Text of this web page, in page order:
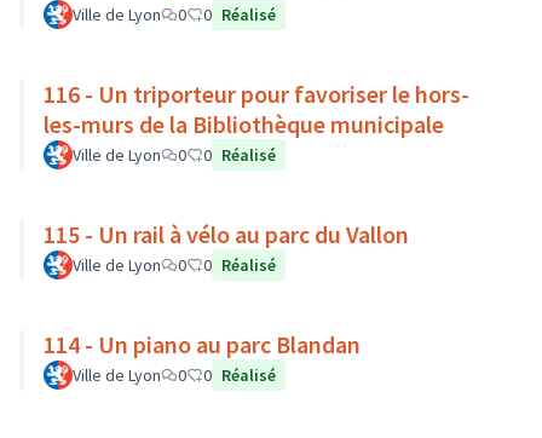
Ville de Lyon 0 0 Réalisé
116 - Un triporteur pour favoriser le hors-
les-murs de la Bibliothèque municipale
Ville de Lyon 0 0 Réalisé
115 - Un rail à vélo au parc du Vallon
Ville de Lyon 0 0 Réalisé
114 - Un piano au parc Blandan
Ville de Lyon 0 0 Réalisé